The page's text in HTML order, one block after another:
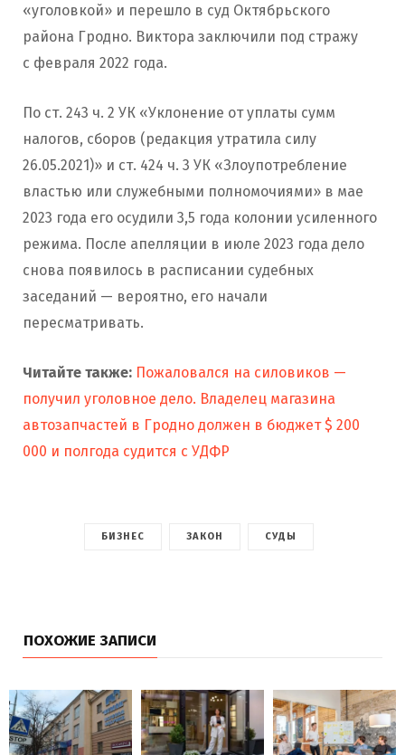
«уголовкой» и перешло в суд Октябрьского
района Гродно. Виктора заключили под стражу
с февраля 2022 года.
По ст. 243 ч. 2 УК «Уклонение от уплаты сумм
налогов, сборов (редакция утратила силу
26.05.2021)» и ст. 424 ч. 3 УК «Злоупотребление
властью или служебными полномочиями» в мае
2023 года его осудили 3,5 года колонии усиленного
режима. После апелляции в июле 2023 года дело
снова появилось в расписании судебных
заседаний — вероятно, его начали
пересматривать.
Читайте также: Пожаловался на силовиков —
получил уголовное дело. Владелец магазина
автозапчастей в Гродно должен в бюджет $ 200
000 и полгода судится с УДФР
БИЗНЕС ЗАКОН СУДЫ
ПОХОЖИЕ ЗАПИСИ